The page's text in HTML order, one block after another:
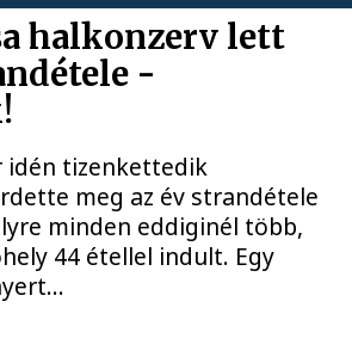
halkonzerv lett
-
idén tizenkettedik
meg az év strandétele
minden eddiginél több,
44 étellel indult. Egy